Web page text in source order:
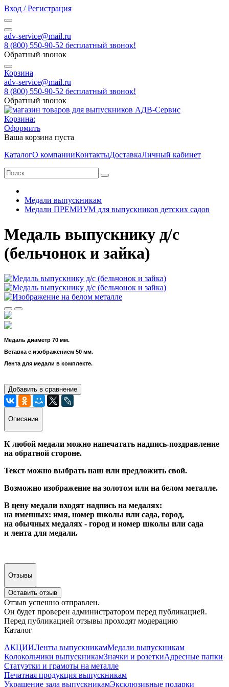
Вход / Регистрация
adv-service@mail.ru
8 (800) 550-90-52 бесплатный звонок!
Обратный звонок
Корзина
adv-service@mail.ru
8 (800) 550-90-52 бесплатный звонок!
Обратный звонок
Корзина:
Оформить
Ваша корзина пуста
КаталогО компанииКонтактыДоставкаЛичный кабинет
Медали выпускникам
Медали ПРЕМИУМ для выпускников детских садов
Медаль выпускнику д/с
(бельчонок и зайка)
Медаль диаметр 70 мм.
Вставка с изображением 50 мм.
Лента для медали в комплекте.
Добавить в сравнение
Описание
К любой медали можно напечатать надпись-поздравление
на обратной стороне.
Текст можно выбрать наш или предложить свой.
Возможно изображение на золотом или на белом металле.
В цену медали входят надпись на медалях:
на именных: имя, номер школы или сада, город,
на обычных медалях - город и номер школы или сада
и лента для медали.
Отзывы
Оставить отзыв
Отзыв успешно отправлен.
Он будет проверен администратором перед публикацией.
Перед публикацией отзывы проходят модерацию
Каталог
АКЦИИЛенты выпускникамМедали выпускникам
Колокольчики выпускникамЗначки и розеткиАдресные папки
Статуэтки и грамоты на металле
Печатная продукция выпускникам
Украшение зала выпускникамЭксклюзивные подарки